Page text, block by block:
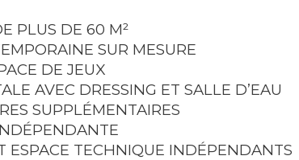
PLUS DE 60 M²
SUR MESURE
DE JEUX
AVEC DRESSING ET SALLE D’EAU
SUPPLÉMENTAIRES
ESPACE TECHNIQUE INDÉPENDANTS